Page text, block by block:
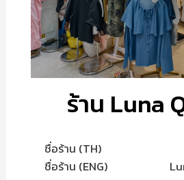
ร้าน Luna
ชื่อร้าน (TH)
ชื่อร้าน (ENG)